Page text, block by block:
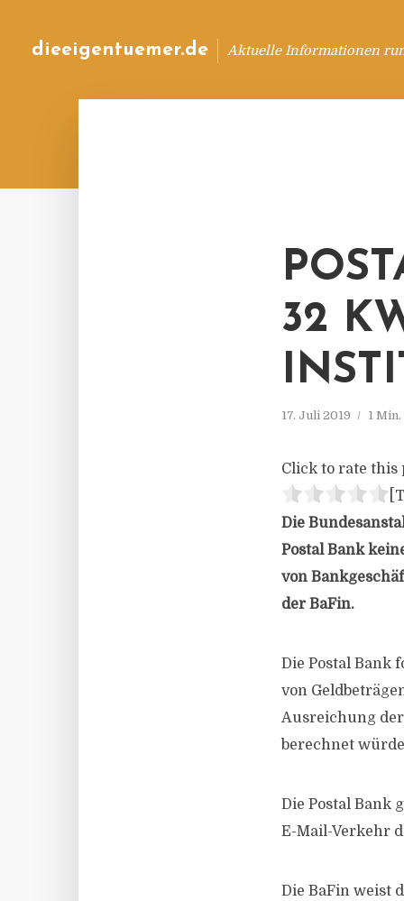
dieeigentuemer.de Aktuelle Informationen
32
17. Juli 2019 1
Click to rate this
Die
Postal Bank
von
der BaFin.
Die Postal Bank
von
Ausreichung
berechnet
Die Postal Bank
E-Mail-Verkehr
Die BaFin weist